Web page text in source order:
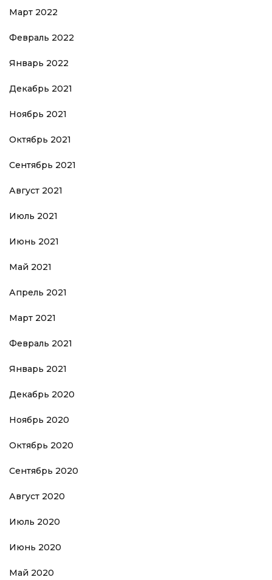
Март 2022
Февраль 2022
Январь 2022
Декабрь 2021
Ноябрь 2021
Октябрь 2021
Сентябрь 2021
Август 2021
Июль 2021
Июнь 2021
Май 2021
Апрель 2021
Март 2021
Февраль 2021
Январь 2021
Декабрь 2020
Ноябрь 2020
Октябрь 2020
Сентябрь 2020
Август 2020
Июль 2020
Июнь 2020
Май 2020